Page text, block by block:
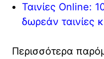
Ταινίες Online:
δωρεάν ταινίες
Περισσότερα